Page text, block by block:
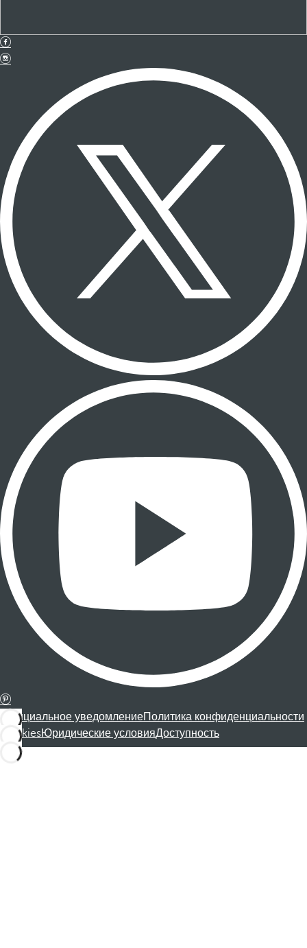
Официальное уведомлениеПолитика конфиденциальности
CookiesЮридические условияДоступность